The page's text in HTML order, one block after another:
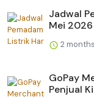
Jadwal
Mei 2026
2
GoPay
Penjual